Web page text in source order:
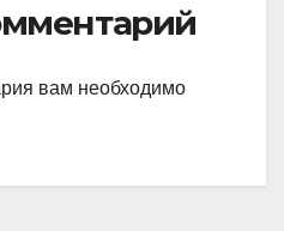
вам необходимо